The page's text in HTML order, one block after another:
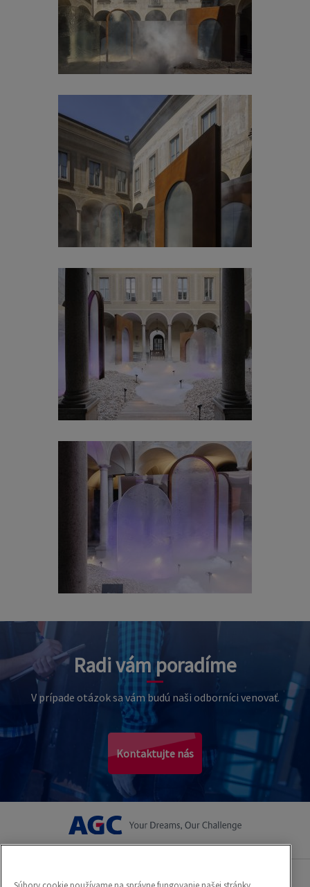
Radi vám poradíme
V prípade otázok sa vám budú naši odborníci venovať.
Kontaktujte nás